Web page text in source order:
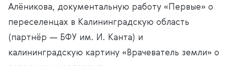
Алёникова, документальную работу «Первые» о
переселенцах в Калининградскую область
(партнёр — БФУ им. И. Канта) и
калининградскую картину «Врачеватель земли» о